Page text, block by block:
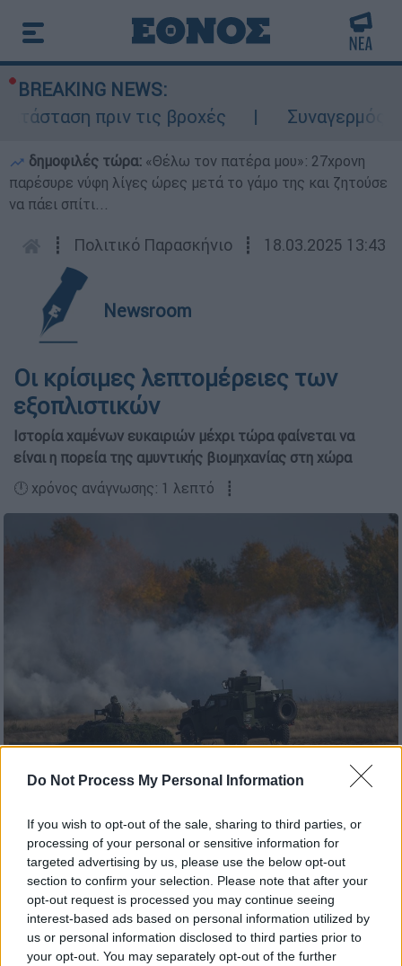
Do Not Process My Personal Information
If you wish to opt-out of the sale, sharing to third parties, or
processing of your personal or sensitive information for
targeted advertising by us, please use the below opt-out
section to confirm your selection. Please note that after your
opt-out request is processed you may continue seeing
interest-based ads based on personal information utilized by
us or personal information disclosed to third parties prior to
your opt-out. You may separately opt-out of the further
BREAKING NEWS:
πριν τις βροχές
Συναγερμός
δημοφιλές τώρα: «Θέλω τον πατέρα μου»: 27χρονη
παρέσυρε νύφη λίγες ώρες μετά το γάμο της και ζητούσε
να πάει σπίτι...
┋ Πολιτικό Παρασκήνιο ┋ 18.03.2025 13:43
Newsroom
Οι κρίσιμες λεπτομέρειες των
εξοπλιστικών
Ιστορία χαμένων ευκαιριών μέχρι τώρα φαίνεται να
είναι η πορεία της αμυντικής βιομηχανίας στη χώρα
🕛 χρόνος ανάγνωσης: 1 λεπτό ┋
Προσθέστε το ΕΘΝΟΣ στη Google
Ιστορία χαμένων ευκαιριών μέχρι τώρα
φαίνεται να είναι η πορεία τηςαμυντικής
βιομηχανίας στη χώρα. Φίλος παρατηρητής
των εξελίξεων μού άνοιξε τα μάτια.